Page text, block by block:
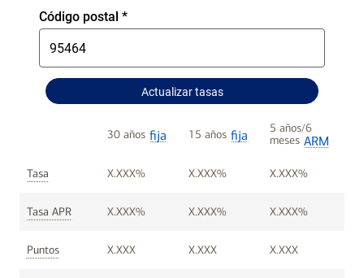
$.
Pago
Código postal *Indique
postal
Actualizar tasas
30 años fija 15 años fija
5 años/6
meses ARM
Tasa
Fijo
a&ntilde;os
X.XXX%
Fijo
a&ntilde;os
X.XXX%
Hipoteca
de
(ARM)
5
X.XXX%
Tasa APR
Fijo
a&ntilde;os
X.XXX%
Fijo
a&ntilde;os
X.XXX%
Hipoteca
de
X.XXX%
Puntos
Fijo
X.XXX
Fijo
X.XXX
Hipoteca
X.XXX